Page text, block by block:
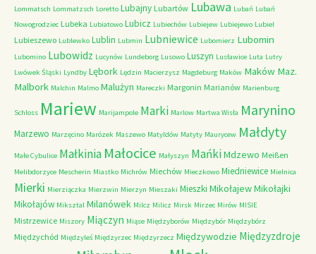
Lommatsch Lommatzsch Loretto Lubajny Lubartów Lubawa Lubań Lubań
Nowogrodziec Lubeka Lubiatowo Lubicz Lubiechów Lubiejew Lubiejewo Lubiel
Lubieszewo Lublewko Lublin Lubmin Lubniewice Lubomierz Lubomin
Lubomino Lubowidz Lucynów Lundeborg Lusowo Luszyn Lusławice Luta Lutry
Lwówek Śląski Lyndby Lębork Lędzin Macierzysz Magdeburg Maków Maków Maz.
Malbork Malchin Malmo Malużyn Mareczki Margonin Marianów Marienburg
Schloss Mariew Marijampole Marki Marlow Martwa Wisła Marynino
Marzewo Marzęcino Marózek Maszewo Matyldów Matyty Maurycew Małdyty
Małe Cybulice Małkinia Małocice Małyszyn MańkiMdzewo Meißen
Melibdorzyce Mescherin Miastko Michrów Miechów Mieczkowo Miedniewice Mielnica
Mierki Mierziączka Mierzwin Mierzyn Mieszaki Mieszki MikołajewMikołajki
Mikołajów Miksztal Milanówek Milcz Milicz Mirsk Mirzec Mirów MISIE
Mistrzewice Miszory Miączyn Miąse Międzyborów Międzybór Międzybórz
Międzychód Międzyleś Międzyrzec Międzyrzecz Międzywodzie Międzyzdroje